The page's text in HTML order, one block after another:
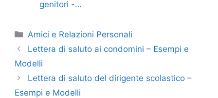
genitori -…
Categorie
Amici e Relazioni Personali
Lettera di saluto ai condomini – Esempi e
Modelli
Lettera di saluto del dirigente scolastico –
Esempi e Modelli